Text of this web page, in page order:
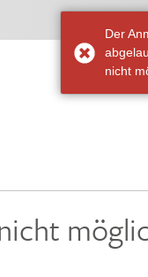
Der
nicht